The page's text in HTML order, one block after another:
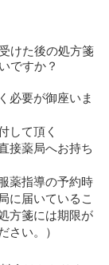
けた後の処方箋
ですか？
必要が御座いま
して頂く
接薬局へお持ち
薬指導の予約時
に届いているこ
方箋には期限が
さい。）